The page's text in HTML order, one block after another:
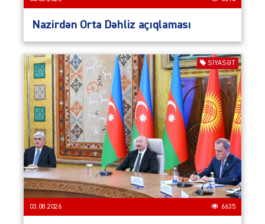
Nazirdən Orta Dəhliz açıqlaması
SIYASƏT
03.08.2026 6635